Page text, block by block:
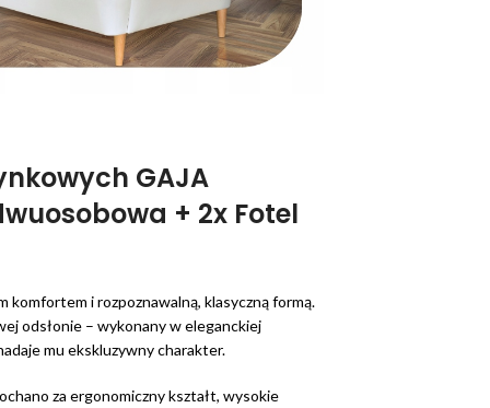
GAJA
+ 2x Fotel
komfortem i rozpoznawalną, klasyczną formą.
odsłonie – wykonany w eleganckiej
mu ekskluzywny charakter.
za ergonomiczny kształt, wysokie